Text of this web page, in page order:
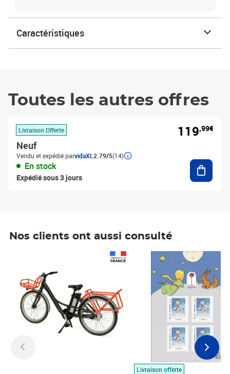
Caractéristiques
Toutes les autres offres
Livraison Offerte
Neuf
Vendu et expédié parvidaXL 2.79/5(14)
En stock
Expédié sous 3 jours
119,99€
Nos clients ont aussi consulté
Livraison offerte
Prix 7,50€